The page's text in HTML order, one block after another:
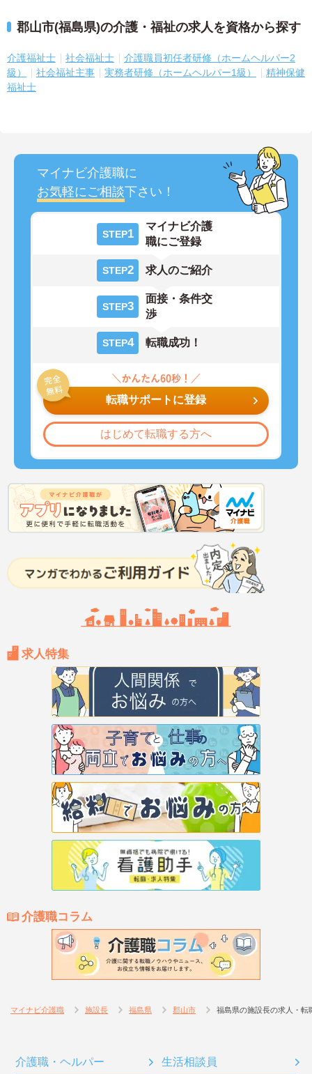
郡山市(福島県)の介護・福祉の求人を資格から探す
介護福祉士 社会福祉士
介護職員初任者研修（ホームヘルパー2
級）
社会福祉主事 実務者研修（ホームヘルパー1級）
精神保健
福祉士
マイナビ介護職に
お気軽にご相談下さい！
STEP1
マイナビ介護
職にご登録
STEP2 求人のご紹介
STEP3
面接・条件交
渉
STEP4 転職成功！
転職サポートに登録
はじめて転職する方へ
求人特集
介護職コラム
マイナビ介護職 施設長 福島県 郡山市 福島県の施設長の求人・転
介護職・ヘルパー 生活相談員